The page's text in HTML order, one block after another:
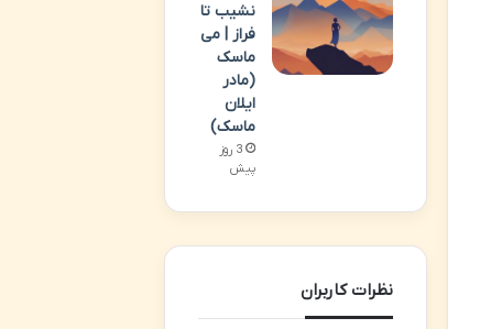
نشیب تا
فراز | می
ماسک
(مادر
ایلان
ماسک)
3 روز
پیش
نظرات کاربران